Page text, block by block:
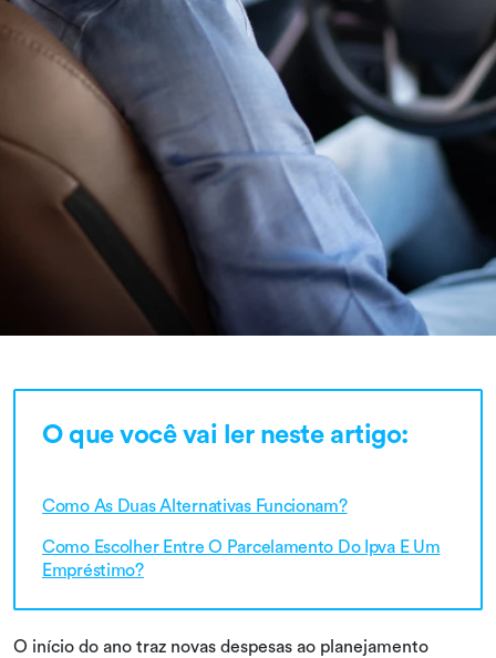
O que você vai ler neste artigo:
Como As Duas Alternativas Funcionam?
Como Escolher Entre O Parcelamento Do Ipva E Um
Empréstimo?
O início do ano traz novas despesas ao planejamento